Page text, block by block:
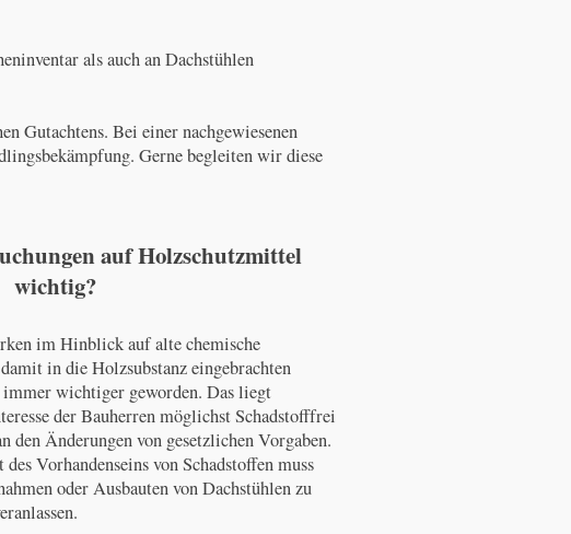
als auch an Dachstühlen
Gutachtens. Bei einer nachgewiesenen
Gerne begleiten wir diese
auf Holzschutzmittel
wichtig?
im Hinblick auf alte chemische
in die Holzsubstanz eingebrachten
wichtiger geworden. Das liegt
der Bauherren möglichst Schadstofffrei
den Änderungen von gesetzlichen Vorgaben.
Vorhandenseins von Schadstoffen muss
oder Ausbauten von Dachstühlen zu